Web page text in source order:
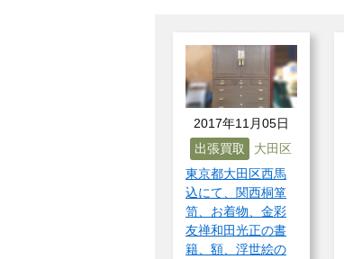
2017年11月05日
出張買取
大田区
東京都大田区西馬
込にて、関西桐箪
笥、お着物、金彩
友禅和田光正の書
籍、額、浮世絵の